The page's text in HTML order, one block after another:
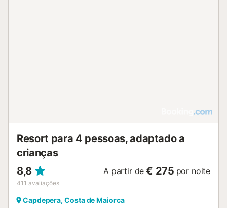
Resort para 4 pessoas, adaptado a
crianças
8,8
411 avaliações
A partir de € 275 por noite
Capdepera, Costa de Maiorca